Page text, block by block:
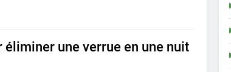
une verrue en une nuit